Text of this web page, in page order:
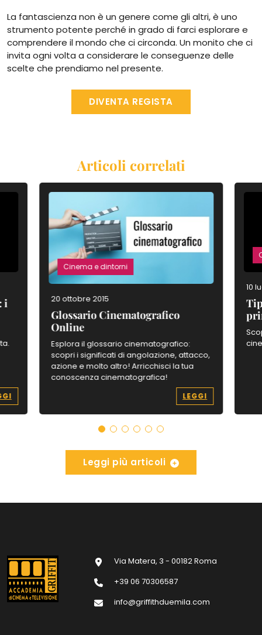
La fantascienza non è un genere come gli altri, è uno
strumento potente perché in grado di farci esplorare e
comprendere il mondo che ci circonda. Un monito che ci
invita ogni volta a considerare le conseguenze delle
scelte che prendiamo nel presente.
DIVENTA REGISTA
Articoli correlati
i
Cinema e dintorni
20 ottobre 2015
Glossario Cinematografico
Online
Esplora il glossario cinematografico:
scopri i significati di angolazione, attacco,
azione e molto altro! Arricchisci la tua
conoscenza cinematografica!
LEGGI
10
Leggi più articoli
Via Matera, 3 - 00182 Roma
+39 06 70306587
info@griffithduemila.com